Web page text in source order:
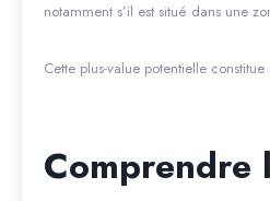
notamment s’il est situé dans une
Cette plus-value potentielle
Comprendre